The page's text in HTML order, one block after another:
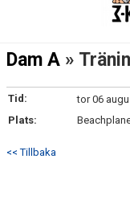
Dam A »
Tid:
tor 06
Plats:
<< Tillbaka